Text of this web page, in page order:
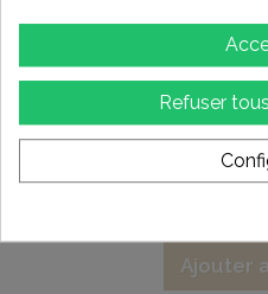
VOVOX Link Protect
Ajouter
Refuser